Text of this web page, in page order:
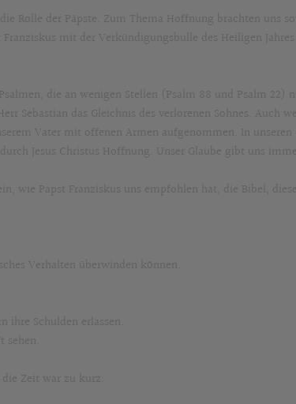
Rolle der Päpste. Zum Thema Hoffnung brachten uns
mit der Verkündigungsbulle des Heiligen Jahres
die an wenigen Stellen (Psalm 88 und Psalm 22)
Sebastian das Gleichnis des verlorenen Sohnes. Auch
Vater mit offenen Armen aufgenommen. In
Jesus Christus Hoffnung. Unser Glaube gibt uns
wie Papst Franziskus uns empfohlen hat, die Bibel,
Verhalten überwinden können.
Schulden erlassen.
Zeit war zu kurz.